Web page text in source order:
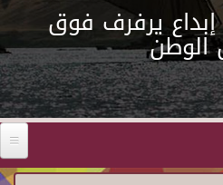
يرفرف فوق
الوطن